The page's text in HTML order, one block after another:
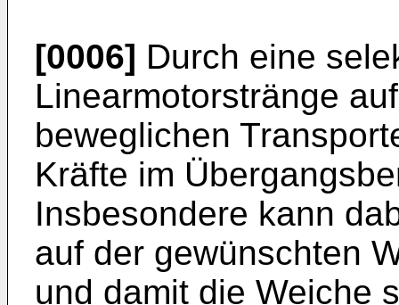
[0006] Durch eine
Linearmotorstränge
beweglichen
Kräfte im
Insbesondere kann
auf der gewünschten
und damit die Weiche